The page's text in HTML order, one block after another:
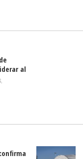
al
,